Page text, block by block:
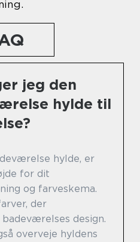
jeg den
hylde til
hylde, er
for dit
og farveskema.
der
design.
overveje hyldens